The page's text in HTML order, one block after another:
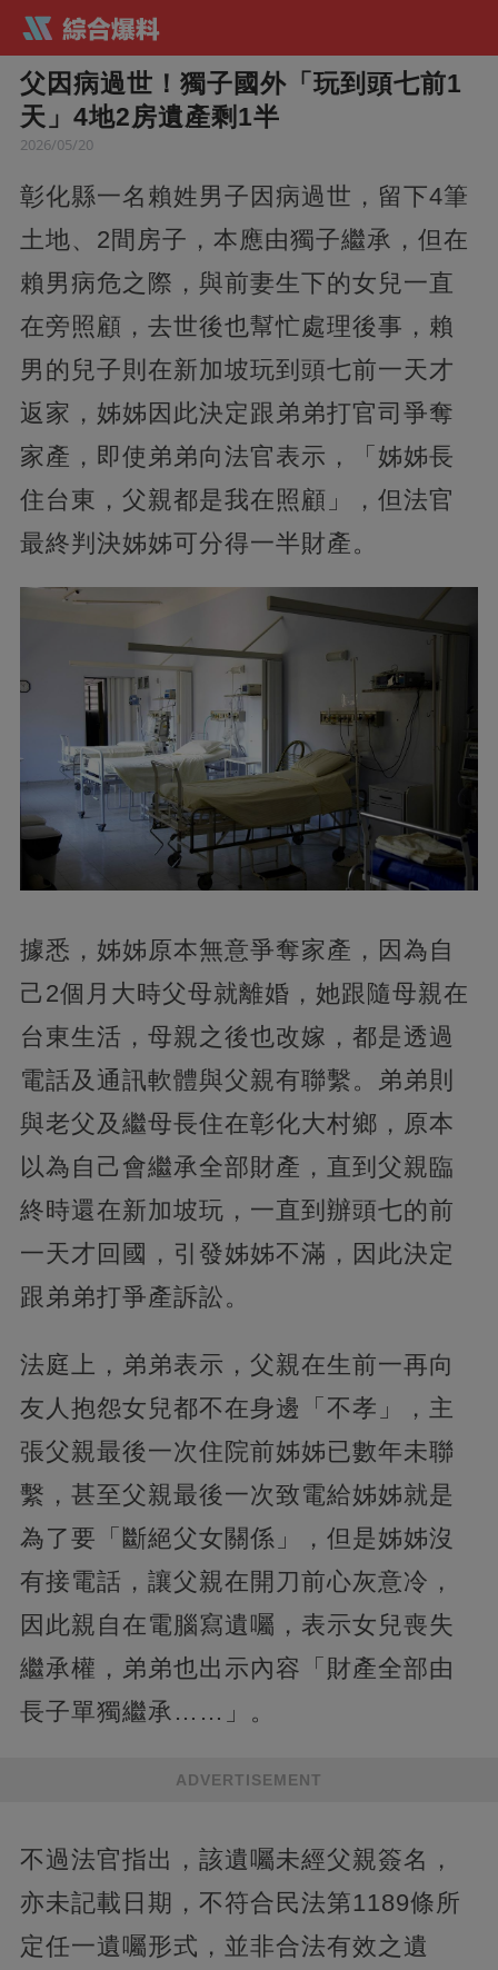
父因病過世！獨子國外「玩到頭七前1
天」4地2房遺產剩1半
2026/05/20
彰化縣一名賴姓男子因病過世，留下4筆
土地、2間房子，本應由獨子繼承，但在
賴男病危之際，與前妻生下的女兒一直
在旁照顧，去世後也幫忙處理後事，賴
男的兒子則在新加坡玩到頭七前一天才
返家，姊姊因此決定跟弟弟打官司爭奪
家產，即使弟弟向法官表示，「姊姊長
住台東，父親都是我在照顧」，但法官
最終判決姊姊可分得一半財產。
據悉，姊姊原本無意爭奪家產，因為自
己2個月大時父母就離婚，她跟隨母親在
台東生活，母親之後也改嫁，都是透過
電話及通訊軟體與父親有聯繫。弟弟則
與老父及繼母長住在彰化大村鄉，原本
以為自己會繼承全部財產，直到父親臨
終時還在新加坡玩，一直到辦頭七的前
一天才回國，引發姊姊不滿，因此決定
跟弟弟打爭產訴訟。
法庭上，弟弟表示，父親在生前一再向
友人抱怨女兒都不在身邊「不孝」，主
張父親最後一次住院前姊姊已數年未聯
繫，甚至父親最後一次致電給姊姊就是
為了要「斷絕父女關係」，但是姊姊沒
有接電話，讓父親在開刀前心灰意冷，
因此親自在電腦寫遺囑，表示女兒喪失
繼承權，弟弟也出示內容「財產全部由
長子單獨繼承……」。
ADVERTISEMENT
不過法官指出，該遺囑未經父親簽名，
亦未記載日期，不符合民法第1189條所
定任一遺囑形式，並非合法有效之遺